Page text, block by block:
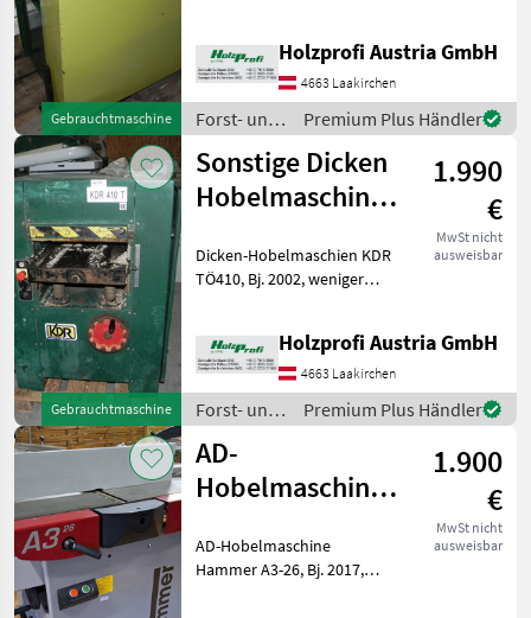
Gebrauchtmaschine
mm Tischbreite, 3 Messer,
250 kgPreisänderungen
vorbehalten, Irrt
Holzprofi Austria GmbH
4663 Laakirchen
Forst- und
Holztechnik
/ Sonstige
Premium Plus Händler
Gebrauchtmaschine
Sonstige Dicken
Hobelmaschine
gebraucht
1.990
€
MwSt nicht
ausweisbar
Dicken-Hobelmaschien KDR
TÖ410, Bj. 2002, weniger
380 kgPreisänderungen
vorbehalten, Irrtümer,
Druck- und Satzfehl
Holzprofi Austria GmbH
4663 Laakirchen
Forst- und
Holztechnik
/ Sonstige
Premium Plus Händler
AD-
Hobelmaschine
gebraucht
1.900
€
MwSt nicht
ausweisbar
AD-Hobelmaschine
Hammer A3-26, Bj. 2017,